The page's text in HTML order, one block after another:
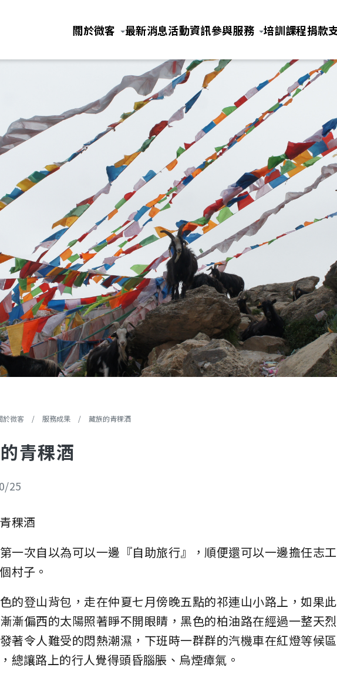
關於微客
最新消息活動資訊參與服務 培訓課程捐款
於微客 / 服務成果 / 藏族的青稞酒
青稞酒
25
稞酒
一次自以為可以一邊『自助旅行』，順便還可以一邊擔任志
村子。
的登山背包，走在仲夏七月傍晚五點的祁連山小路上，如果
漸偏西的太陽照著睜不開眼睛，黑色的柏油路在經過一整天
著令人難受的悶熱潮濕，下班時一群群的汽機車在紅燈等候
總讓路上的行人覺得頭昏腦脹、烏煙瘴氣。